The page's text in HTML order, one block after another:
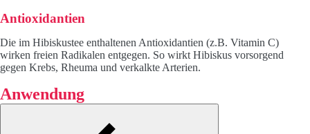
Antioxidantien
Die im Hibiskustee enthaltenen Antioxidantien (z.B. Vitamin C)
wirken freien Radikalen entgegen. So wirkt Hibiskus vorsorgend
gegen Krebs, Rheuma und verkalkte Arterien.
Anwendung